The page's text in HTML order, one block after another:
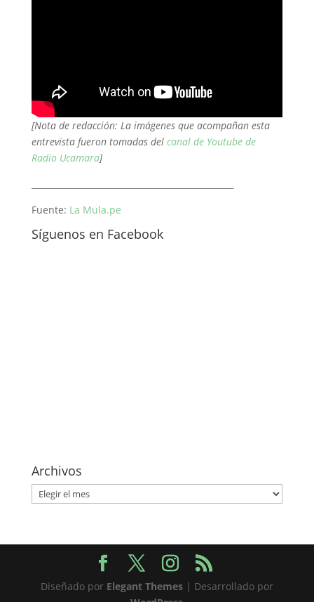
[Nota de redacción: La imágenes que acompañan esta
entrevista fueron tomadas del canal de Youtube de
Radio Ucamara]
Fuente: La Mula.pe
Síguenos en Facebook
Archivos
Archivos
Diseñado por Elegant Themes| Desarrollado por